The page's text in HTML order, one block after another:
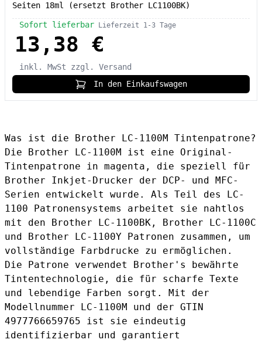
Seiten 18ml (ersetzt Brother LC1100BK)
Sofort lieferbar Lieferzeit 1-3 Tage
13,38 €
inkl. MwSt
zzgl. Versand
In den Einkaufswagen
Was ist die Brother LC-1100M Tintenpatrone?
Die Brother LC-1100M ist eine Original-
Tintenpatrone in magenta, die speziell für
Brother Inkjet-Drucker der DCP- und MFC-
Serien entwickelt wurde. Als Teil des LC-
1100 Patronensystems arbeitet sie nahtlos
mit den Brother LC-1100BK , Brother LC-1100C
und Brother LC-1100Y Patronen zusammen, um
vollständige Farbdrucke zu ermöglichen.
Die Patrone verwendet Brother's bewährte
Tintentechnologie, die für scharfe Texte
und lebendige Farben sorgt. Mit der
Modellnummer LC-1100M und der GTIN
4977766659765 ist sie eindeutig
identifizierbar und garantiert